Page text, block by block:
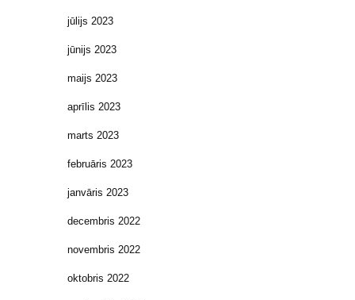
jūlijs 2023
jūnijs 2023
maijs 2023
aprīlis 2023
marts 2023
februāris 2023
janvāris 2023
decembris 2022
novembris 2022
oktobris 2022